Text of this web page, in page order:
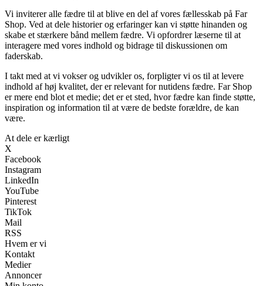
Vi inviterer alle fædre til at blive en del af vores fællesskab på Far
Shop. Ved at dele historier og erfaringer kan vi støtte hinanden og
skabe et stærkere bånd mellem fædre. Vi opfordrer læserne til at
interagere med vores indhold og bidrage til diskussionen om
faderskab.
I takt med at vi vokser og udvikler os, forpligter vi os til at levere
indhold af høj kvalitet, der er relevant for nutidens fædre. Far Shop
er mere end blot et medie; det er et sted, hvor fædre kan finde støtte,
inspiration og information til at være de bedste forældre, de kan
være.
At dele er kærligt
X
Facebook
Instagram
LinkedIn
YouTube
Pinterest
TikTok
Mail
RSS
Hvem er vi
Kontakt
Medier
Annoncer